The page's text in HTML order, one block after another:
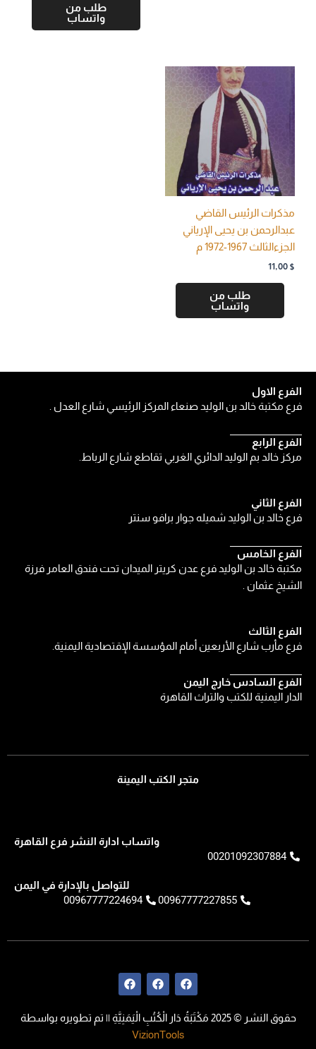
طلب من
واتساب
مذكرات الرئيس القاضي
عبدالرحمن بن يحيى الإرياني
الجزءالثالث 1967-1972 م
11,00 $
طلب من
واتساب
الفرع الثالث
فرع مأرب شارع الأربعين أمام المؤسسة الإقتصادية اليمنية.
الفرع السادس خارج اليمن
الدار اليمنية للكتب والتراث القاهرة
الفرع الثاني
فرع خالد بن الوليد شميله جوار برافو سنتر
الفرع الخامس
مكتبة خالد بن الوليد فرع عدن كريتر الميدان تحت فندق العامر فرزة
الشيخ عثمان .
الفرع الاول
فرع مكتبة خالد بن الوليد صنعاء المركز الرئيسي شارع العدل .
الفرع الرابع
مركز خالد بم الوليد الدائري الغربي تقاطع شارع الرباط.
متجر الكتب اليمينة
واتساب ادارة النشر فرع القاهرة
00201092307884
للتواصل بالإدارة في اليمن
00967777227855
00967777224694
F
a
e
b
o
F
a
e
b
o
F
a
e
b
حقوق النشر © 2025 مَكْتَبَةُ دَار الْكُتُبِ الْيَمَنِيَّةِ || تم تطويره بواسطة
VizionTools